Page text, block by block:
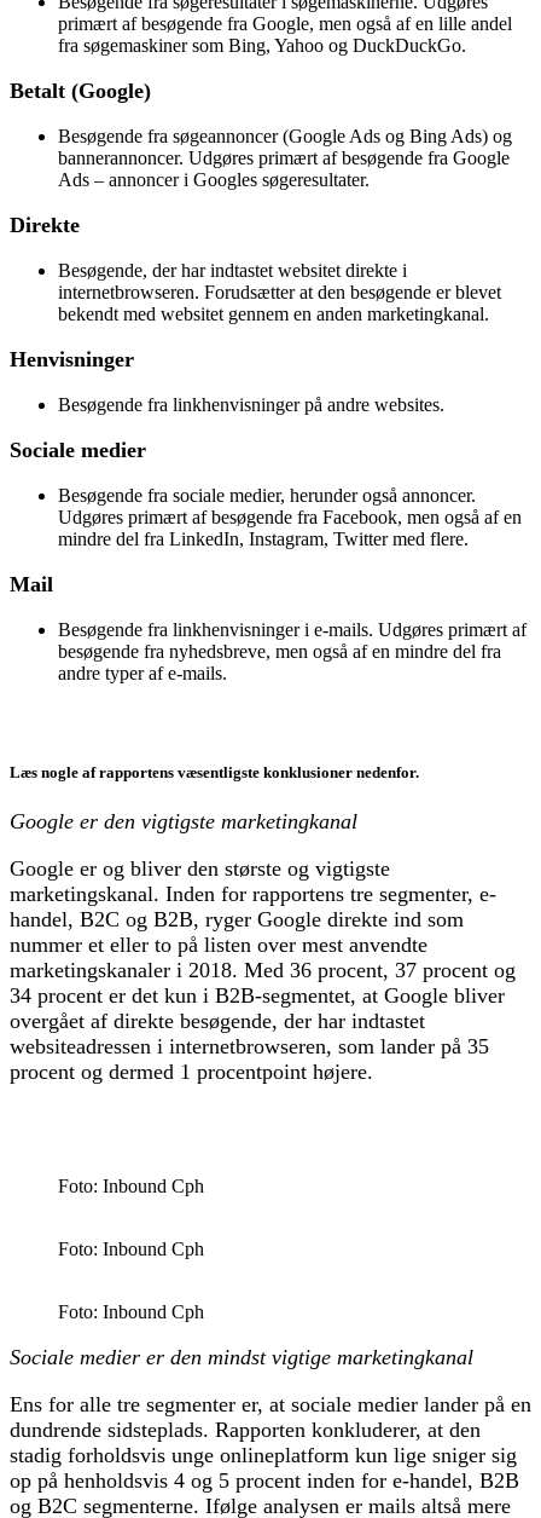
primært af besøgende fra Google, men også af en lille andel
fra søgemaskiner som Bing, Yahoo og DuckDuckGo.
Betalt (Google)
Besøgende fra søgeannoncer (Google Ads og Bing Ads) og
bannerannoncer. Udgøres primært af besøgende fra Google
Ads – annoncer i Googles søgeresultater.
Direkte
Besøgende, der har indtastet websitet direkte i
internetbrowseren. Forudsætter at den besøgende er blevet
bekendt med websitet gennem en anden marketingkanal.
Henvisninger
Besøgende fra linkhenvisninger på andre websites.
Sociale medier
Besøgende fra sociale medier, herunder også annoncer.
Udgøres primært af besøgende fra Facebook, men også af en
mindre del fra LinkedIn, Instagram, Twitter med flere.
Mail
Besøgende fra linkhenvisninger i e-mails. Udgøres primært af
besøgende fra nyhedsbreve, men også af en mindre del fra
andre typer af e-mails.
Læs nogle af rapportens væsentligste konklusioner nedenfor.
Google er den vigtigste marketingkanal
Google er og bliver den største og vigtigste
marketingskanal. Inden for rapportens tre segmenter, e-
handel, B2C og B2B, ryger Google direkte ind som
nummer et eller to på listen over mest anvendte
marketingskanaler i 2018. Med 36 procent, 37 procent og
34 procent er det kun i B2B-segmentet, at Google bliver
overgået af direkte besøgende, der har indtastet
websiteadressen i internetbrowseren, som lander på 35
procent og dermed 1 procentpoint højere.
Foto: Inbound Cph
Foto: Inbound Cph
Foto: Inbound Cph
Sociale medier er den mindst vigtige marketingkanal
Ens for alle tre segmenter er, at sociale medier lander på en
dundrende sidsteplads. Rapporten konkluderer, at den
stadig forholdsvis unge onlineplatform kun lige sniger sig
op på henholdsvis 4 og 5 procent inden for e-handel, B2B
og B2C segmenterne. Ifølge analysen er mails altså mere